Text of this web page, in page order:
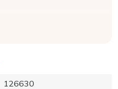
126630